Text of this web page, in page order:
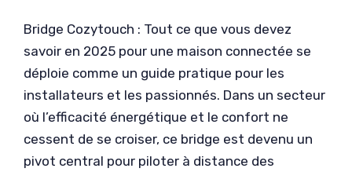
Bridge Cozytouch : Tout ce que vous devez
savoir en 2025 pour une maison connectée se
déploie comme un guide pratique pour les
installateurs et les passionnés. Dans un secteur
où l’efficacité énergétique et le confort ne
cessent de se croiser, ce bridge est devenu un
pivot central pour piloter à distance des